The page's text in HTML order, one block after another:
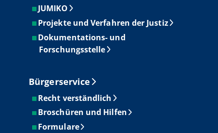
JUMIKO
Projekte und Verfahren der Justiz
Dokumentations- und
Forschungsstelle
Bürgerservice
Recht verständlich
Broschüren und Hilfen
Formulare